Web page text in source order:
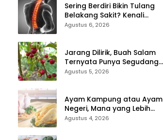
Sering Berdiri Bikin Tulang
Belakang Sakit? Kenali
Penyebab, Gejala, dan Cara
Agustus 6, 2026
Jarang Dilirik, Buah Salam
Ternyata Punya Segudang
Manfaat untuk Kesehatan
Agustus 5, 2026
Ayam Kampung atau Ayam
Negeri, Mana yang Lebih
Sehat? Ini Perbedaan yang
Agustus 4, 2026